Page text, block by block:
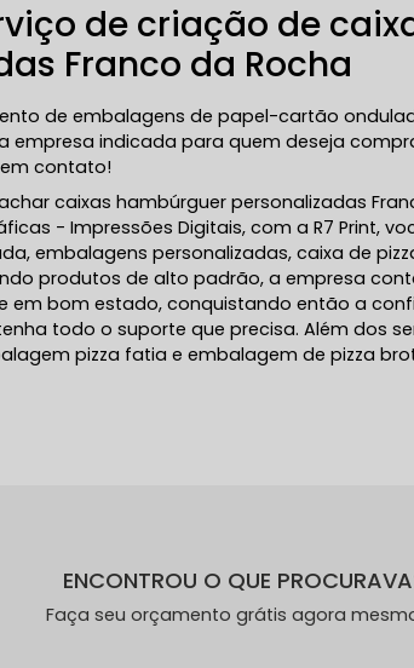
de criação de
Franco da Rocha
de embalagens de papel-cartão
empresa indicada para quem deseja
em contato!
caixas hambúrguer personalizadas
- Impressões Digitais, com a R7 Print,
embalagens personalizadas, caixa de
produtos de alto padrão, a empresa
em bom estado, conquistando então a
todo o suporte que precisa. Além dos
pizza fatia e embalagem de pizza
ENCONTROU O QUE
Faça seu orçamento grátis agora